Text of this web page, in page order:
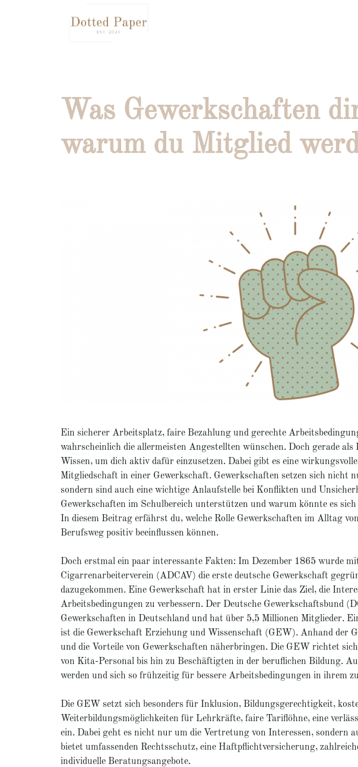
Was Gewerkschaften
warum du Mitglied
Ein sicherer Arbeitsplatz, faire Bezahlung und gerechte
wahrscheinlich die allermeisten Angestellten wünschen. Doch gerade
Wissen, um dich aktiv dafür einzusetzen. Dabei gibt es eine
Mitgliedschaft in einer Gewerkschaft. Gewerkschaften setzen sich nicht
sondern sind auch eine wichtige Anlaufstelle bei Konflikten und
Gewerkschaften im Schulbereich unterstützen und warum könnte es
In diesem Beitrag erfährst du, welche Rolle Gewerkschaften im Alltag
Berufsweg positiv beeinflussen können.
Doch erstmal ein paar interessante Fakten: Im Dezember 1865 wurde
Cigarrenarbeiterverein (ADCAV) die erste deutsche Gewerkschaft
dazugekommen. Eine Gewerkschaft hat in erster Linie das Ziel, die
Arbeitsbedingungen zu verbessern. Der Deutsche Gewerkschaftsbund
Gewerkschaften in Deutschland und hat über 5,5 Millionen Mitglieder.
ist die Gewerkschaft Erziehung und Wissenschaft (GEW). Anhand der
und die Vorteile von Gewerkschaften näherbringen. Die GEW richtet
von Kita-Personal bis hin zu Beschäftigten in der beruflichen Bildung.
werden und sich so frühzeitig für bessere Arbeitsbedingungen in ihrem
Die GEW setzt sich besonders für Inklusion, Bildungsgerechtigkeit,
Weiterbildungsmöglichkeiten für Lehrkräfte, faire Tariflöhne, eine
ein. Dabei geht es nicht nur um die Vertretung von Interessen, sondern
bietet umfassenden Rechtsschutz, eine Haftpflichtversicherung,
individuelle Beratungsangebote.